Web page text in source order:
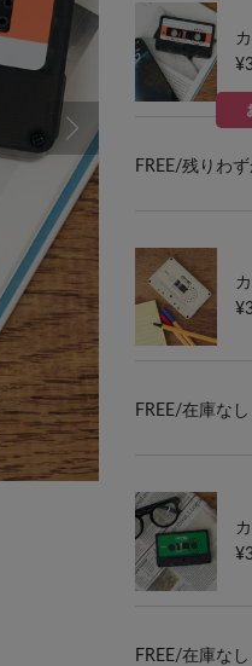
FREE/残りわ
FREE/在庫なし
FREE/在庫なし